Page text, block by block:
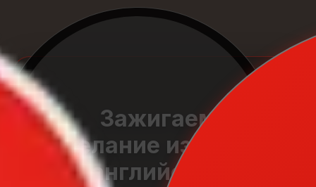
Зажигаем
желание изучать
английский